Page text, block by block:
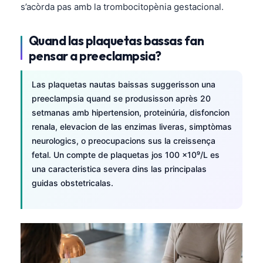
s’acòrda pas amb la trombocitopènia gestacional.
Quand las plaquetas bassas fan
pensar a preeclampsia?
Las plaquetas nautas baissas suggerisson una
preeclampsia quand se produsisson après 20
setmanas amb hipertension, proteinúria, disfoncion
renala, elevacion de las enzimas liveras, simptòmas
neurologics, o preocupacions sus la creissença
fetal. Un compte de plaquetas jos 100 ×10⁹/L es
una caracteristica severa dins las principalas
guidas obstetricalas.